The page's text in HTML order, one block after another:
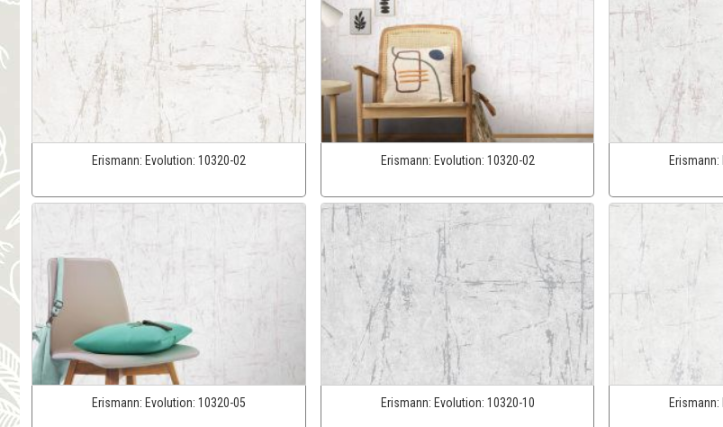
Erismann: Evolution: 10320-02 Erismann: Evolution: 10320-02 Erismann:
Erismann: Evolution: 10320-05 Erismann: Evolution: 10320-10 Erismann: